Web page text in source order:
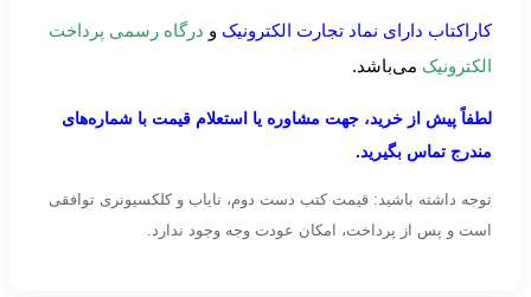
کاراکتاب دارای نماد تجارت الکترونیک و درگاه رسمی پرداخت
الکترونیک می‌باشد.
لطفاً پیش از خرید، جهت مشاوره یا استعلام قیمت با شماره‌های
مندرج تماس بگیرید.
توجه داشته باشید: قیمت کتب دست دوم، نایاب و کلکسیونری توافقی
است و پس از پرداخت، امکان عودت وجه وجود ندارد.